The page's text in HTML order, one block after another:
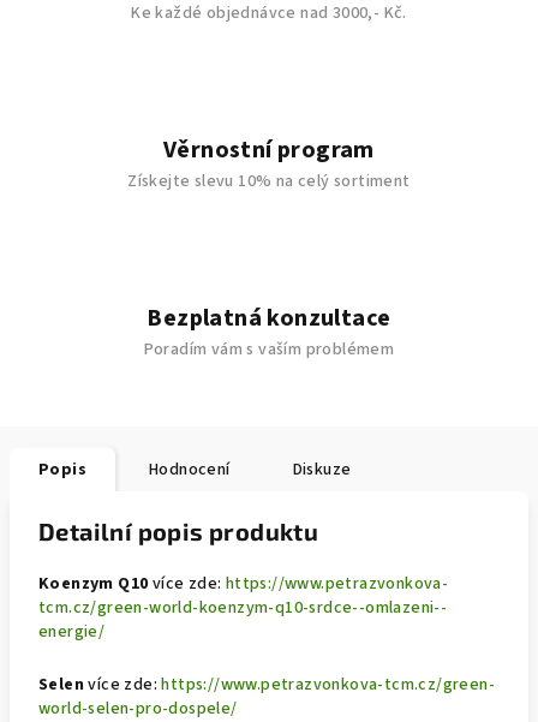
Ke každé objednávce nad 3000,- Kč.
Věrnostní program
Získejte slevu 10% na celý sortiment
Bezplatná konzultace
Poradím vám s vaším problémem
Popis Hodnocení Diskuze
Detailní popis produktu
Koenzym Q10 více zde: https://www.petrazvonkova-
tcm.cz/green-world-koenzym-q10-srdce--omlazeni--
energie/
Selen více zde:https://www.petrazvonkova-tcm.cz/green-
world-selen-pro-dospele/